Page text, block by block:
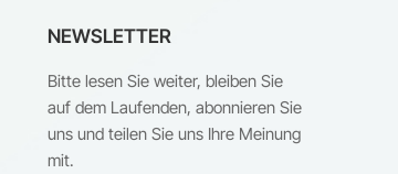
NEWSLETTER
Bitte lesen Sie weiter, bleiben Sie
auf dem Laufenden, abonnieren Sie
uns und teilen Sie uns Ihre Meinung
mit.